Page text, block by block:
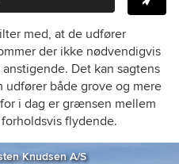
med, at de udfører
der ikke nødvendigvis
Det kan sagtens
både grove og mere
i dag er grænsen mellem
flydende.
Knudsen A/S